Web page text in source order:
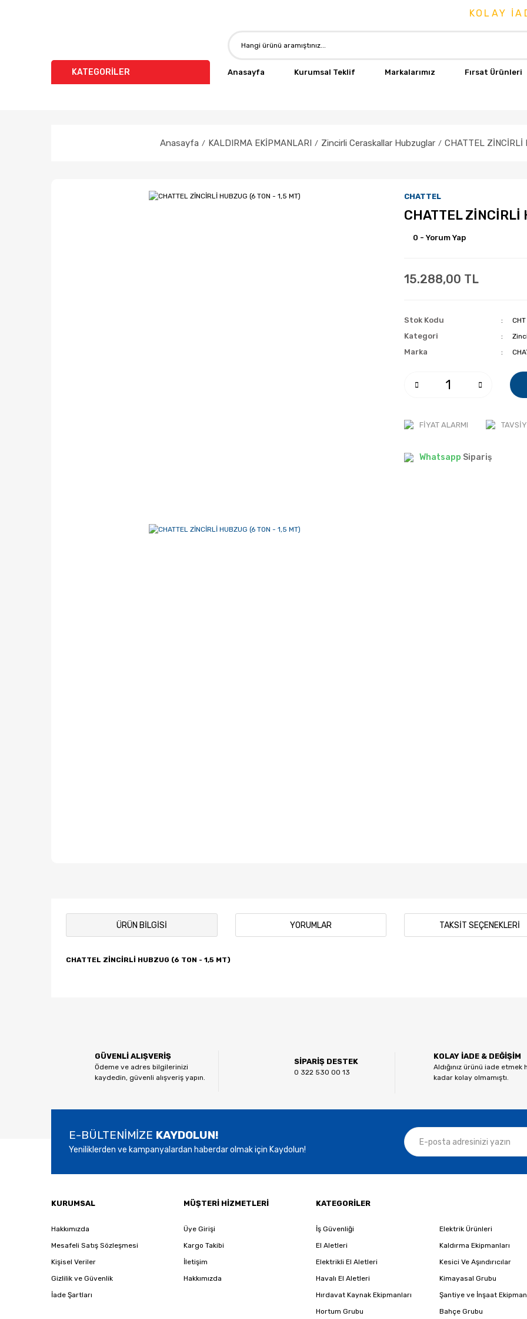
KOLAY
KATEGORİLER Anasayfa Kurumsal Teklif Markalarımız Fırsat Ürünleri
Anasayfa KALDIRMA EKİPMANLARI Zincirli Ceraskallar Hubzuglar CHATTEL ZİNCİRLİ
CHATTEL
CHATTEL ZİNCİRLİ
0 - Yorum Yap
15.288,00 TL
Stok Kodu
Kategori
Marka
FIYAT ALARMI
Whatsapp Sipariş
ÜRÜN BILGISI YORUMLAR TAKSIT SEÇENEKLERI
CHATTEL ZİNCİRLİ HUBZUG (6 TON - 1,5 MT)
Ürün açıklamasında eksik bilgiler bulunuyor.
Ürün bilgilerinde hatalar bulunuyor.
GÜVENLİ ALIŞVERİŞ
Ödeme ve adres bilgilerinizi
kaydedin, güvenli alışveriş yapın.
SİPARİŞ DESTEK
0 322 530 00 13
KOLAY İADE & DEĞİŞİM
Aldığınız ürünü iade etmek
kadar kolay olmamıştı.
E-BÜLTENİMİZE KAYDOLUN!
Yeniliklerden ve kampanyalardan haberdar olmak için Kaydolun!
KURUMSAL
Hakkımızda
Mesafeli Satış Sözleşmesi
Kişisel Veriler
Gizlilik ve Güvenlik
İade Şartları
MÜŞTERİ HİZMETLERİ
Üye Girişi
Kargo Takibi
İletişim
Hakkımızda
KATEGORİLER
İş Güvenliği
Elektrik Ürünleri
El Aletleri
Kaldırma Ekipmanları
Elektrikli El Aletleri
Kesici Ve Aşındırıcılar
Havalı El Aletleri
Kimayasal Grubu
Hırdavat Kaynak Ekipmanları
Şantiye ve İnşaat
Hortum Grubu
Bahçe Grubu